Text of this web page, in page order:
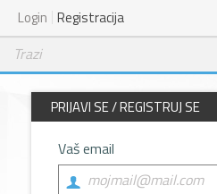
Login Registracija
PRIJAVI SE / REGISTRUJ SE
Vaš email